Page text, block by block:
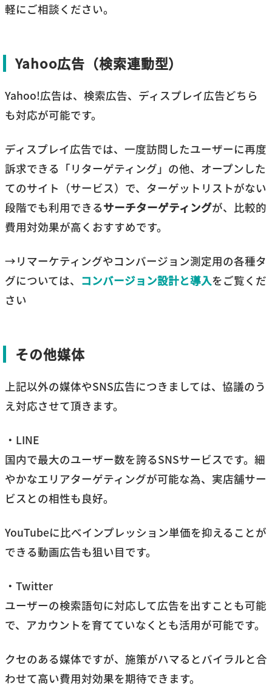
軽にご相談ください。
Yahoo広告（検索連動型）
Yahoo!広告は、検索広告、ディスプレイ広告どちら
も対応が可能です。
ディスプレイ広告では、一度訪問したユーザーに再度
訴求できる「リターゲティング」の他、オープンした
てのサイト（サービス）で、ターゲットリストがない
段階でも利用できるサーチターゲティングが、比較的
費用対効果が高くおすすめです。
→リマーケティングやコンバージョン測定用の各種タ
グについては、 コンバージョン設計と導入をご覧くだ
さい
その他媒体
上記以外の媒体やSNS広告につきましては、協議のう
え対応させて頂きます。
・LINE
国内で最大のユーザー数を誇るSNSサービスです。細
やかなエリアターゲティングが可能な為、実店舗サー
ビスとの相性も良好。
YouTubeに比べインプレッション単価を抑えることが
できる動画広告も狙い目です。
・Twitter
ユーザーの検索語句に対応して広告を出すことも可能
で、アカウントを育てていなくとも活用が可能です。
クセのある媒体ですが、施策がハマるとバイラルと合
わせて高い費用対効果を期待できます。